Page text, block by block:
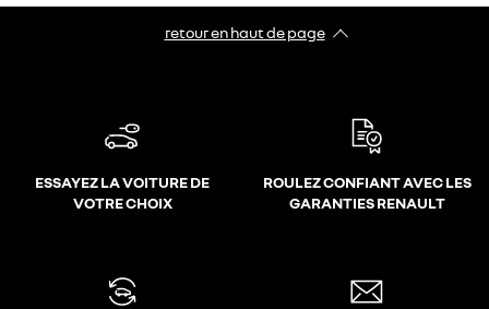
retour en haut de page​
ESSAYEZ LA VOITURE DE
VOTRE CHOIX
ROULEZ CONFIANT AVEC LES
GARANTIES RENAULT